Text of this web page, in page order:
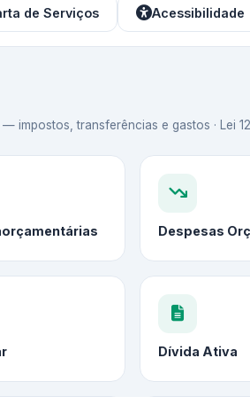
de Serviços Acessibilidade
transferências e gastos · Lei
Despesas
Dívida Ativa